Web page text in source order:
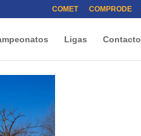
COMET COMPRODE
Ligas Contacto